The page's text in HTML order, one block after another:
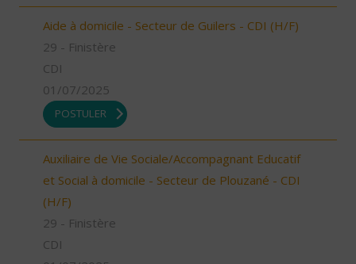
Aide à domicile - Secteur de Guilers - CDI (H/F)
29 - Finistère
CDI
01/07/2025
POSTULER
Auxiliaire de Vie Sociale/Accompagnant Educatif
et Social à domicile - Secteur de Plouzané - CDI
(H/F)
29 - Finistère
CDI